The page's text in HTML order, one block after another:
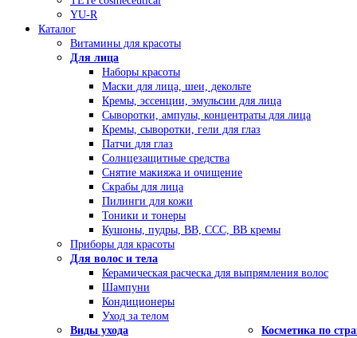
YU-R
Каталог
Витамины для красоты
Для лица
Наборы красоты
Маски для лица, шеи, декольте
Кремы, эссенции, эмульсии для лица
Сыворотки, ампулы, концентраты для лица
Кремы, сыворотки, гели для глаз
Патчи для глаз
Солнцезащитные средства
Снятие макияжа и очищение
Скрабы для лица
Пилинги для кожи
Тоники и тонеры
Кушоны, пудры, ВВ, ССС, ВВ кремы
Приборы для красоты
Для волос и тела
Керамическая расческа для выпрямления волос
Шампуни
Кондиционеры
Уход за телом
Виды ухода
Косметика по